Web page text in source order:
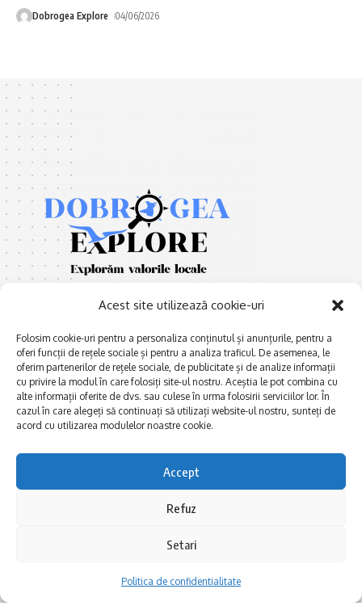
Acest site utilizează cookie-uri
Folosim cookie-uri pentru a personaliza conținutul și anunțurile, pentru a
oferi funcții de rețele sociale și pentru a analiza traficul. De asemenea, le
oferim partenerilor de rețele sociale, de publicitate și de analize informații
cu privire la modul în care folosiți site-ul nostru. Aceștia le pot combina cu
alte informații oferite de dvs. sau culese în urma folosirii serviciilor lor. În
cazul în care alegeți să continuați să utilizați website-ul nostru, sunteți de
acord cu utilizarea modulelor noastre cookie.
Accept
Refuz
Setari
Politica de confidentialitate
Dobrogea Explore 04/06/2026
E xplorăm Dobrogea,
Explorăm valorile locale:
Deltă, Litoral, cele mai mari
biserici și mănăstiri, cele mai
FRUMOASE POVEȘTI.
Afaceri și meșteșuguri
Actualitate